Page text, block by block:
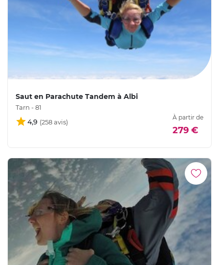
Saut en Parachute Tandem à Albi
Tarn - 81
4,9
À partir de
279 €